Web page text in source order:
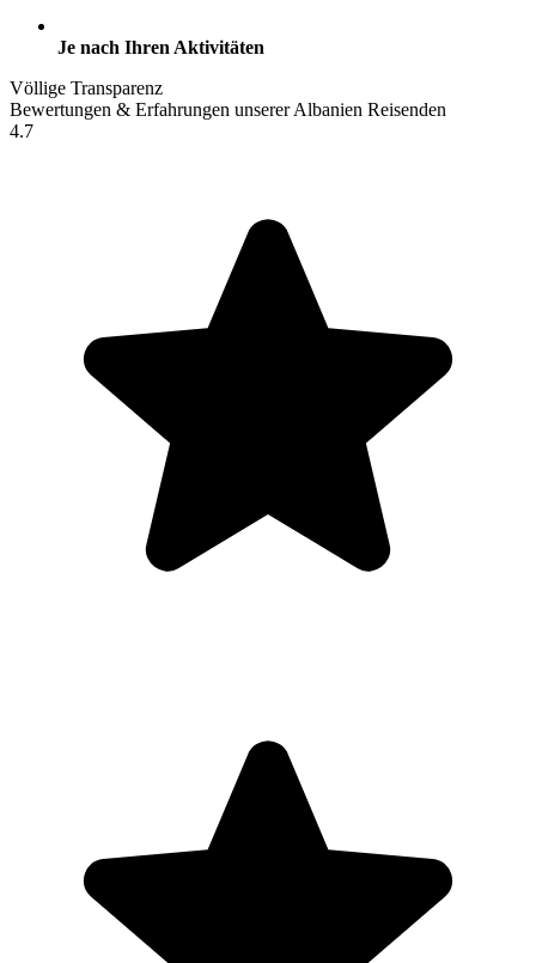
Je nach Ihren Aktivitäten
Völlige Transparenz
Bewertungen & Erfahrungen unserer Albanien Reisenden
4.7